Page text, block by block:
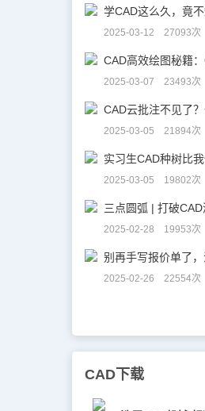
学CAD这么久，竟
2025-03-12 27093次
2025-03-07 23493次
CAD云批注不见了
2025-03-05 21894次
2025-03-05 19802次
三点圆弧 | 打破CAD
2025-02-28 19953次
2025-02-26 22554次
CAD下载